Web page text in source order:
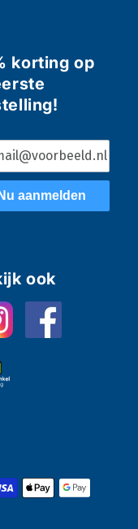
korting op
Nu aanmelden
ook